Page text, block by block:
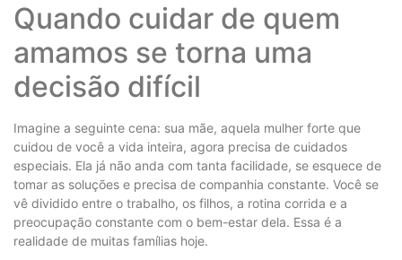
Quando cuidar de quem
amamos se torna uma
decisão difícil
Imagine a seguinte cena: sua mãe, aquela mulher forte que
cuidou de você a vida inteira, agora precisa de cuidados
especiais. Ela já não anda com tanta facilidade, se esquece de
tomar as soluções e precisa de companhia constante. Você se
vê dividido entre o trabalho, os filhos, a rotina corrida e a
preocupação constante com o bem-estar dela. Essa é a
realidade de muitas famílias hoje.